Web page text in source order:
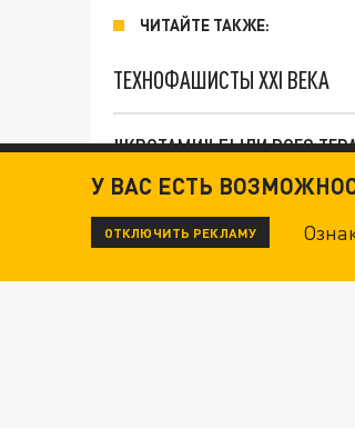
ЧИТАЙТЕ ТАКЖЕ:
ТЕХНОФАШИСТЫ XXI ВЕКА
"КРОТАМИ" БЫЛИ ВСЕ?
ДАНЯ С ДАШЕЙ СПАСЛИСЬ
У ВАС ЕСТЬ
ОТКЛЮЧИТЬ РЕКЛАМУ